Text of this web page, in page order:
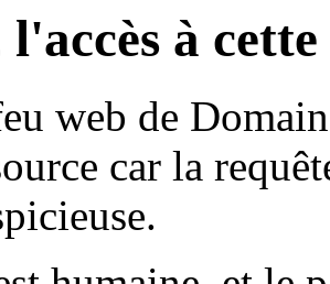
l'accès à
web de
car la